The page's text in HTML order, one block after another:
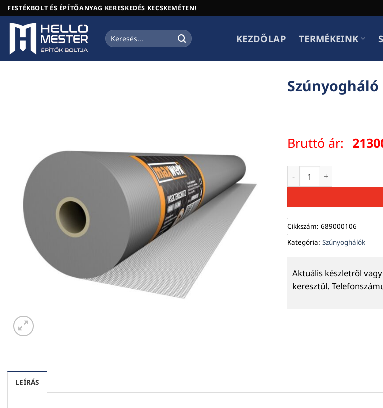
Skip
to
content
FESTÉKBOLT ÉS ÉPÍTŐANYAG KERESKEDÉS KECSKEMÉTEN!
Keresés
a
KEZDŐLAP TERMÉKEINK
Bruttó ár:
Szúnyogháló 1,2x30m
Cikkszám: 689000106
Kategória: Szúnyoghálók
Aktuális készletről
keresztül.
LEÍRÁS